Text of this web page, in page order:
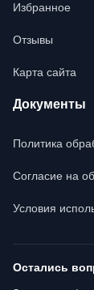
Избранное
Отзывы
Карта сайта
Документы
Политика
Согласие на
Условия
Остались